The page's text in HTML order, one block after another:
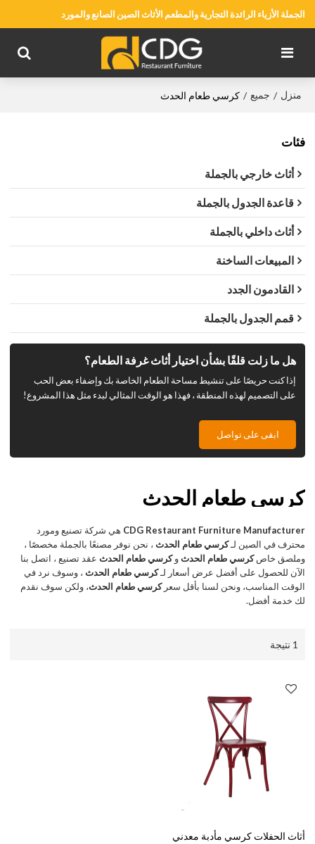
الجملة الأزياء الرائدة التجارية والمطعم الأثاث الصين الصانع والمورد
منزل / جميع / كرسي طعام الحدث
فئات
أثاث خارجي بالجملة
قاعدة الجدول بالجملة
أثاث داخلي بالجملة
المبيعات الساخنة
القادمون الجدد
قمم الجدول بالجملة
هل ما زلت قلقًا بشأن اختيار أثاث غرفة الطعام؟
إذا كنت حريصًا على تنشيط مساحة الطعام الخاصة بك وإضفاء بعض الحب
على التصميم لهذه المنطقة ، فهذا هو الوقت المثالي لبدء مثل هذا المشروع!
ابقى على تواصل
كرسي طعام الحدث
CDG Restaurant Furniture Manufacturer هي شركة تصنيع ومورد
محترف في الصين لـكرسي طعام الحدث ، نحن نوفر مصنعًا بالجملة مخصصًا ،
وملصق خاصكرسي طعام الحدثوكرسي طعام الحدث عقد تصنيع ، اتصل بنا
الآن للحصول على أفضل عرض أسعار لـكرسي طعام الحدث ، وسوف نرد في
الوقت المناسب، ونحن لسنا بأقل سعركرسي طعام الحدث، ولكن سوف نقدم
لك خدمة أفضل.
1 نتيجة
أثاث الحفلات كرسي مأدبة معدني